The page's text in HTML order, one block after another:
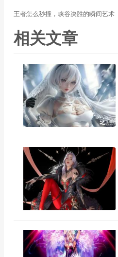
王者怎么秒撞，峡谷决胜的瞬间艺术
相关文章